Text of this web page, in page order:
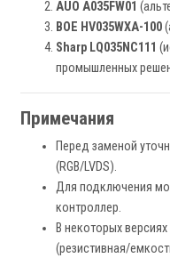
AUO A035FW01
BOE HV035WXA-100
Sharp LQ035NC111
промышленных
Примечания
Перед заменой
(RGB/LVDS).
Для подключения
контроллер.
В некоторых
(резистивная/